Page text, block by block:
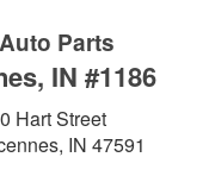
Parts
IN #1186
Hart Street
IN 47591